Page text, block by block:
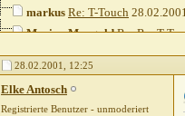
markus Re: T-Touch
Marion Mangold Re: Re: T-
Marion Mangold Re: Re: Re:
28.02.2001, 12:25
Elke Antosch
Registrierte Benutzer - unmoderiert